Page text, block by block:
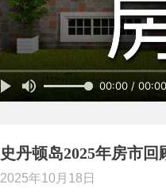
00:00 / 00:00
史丹顿岛2025年房市回
2025年10月18日